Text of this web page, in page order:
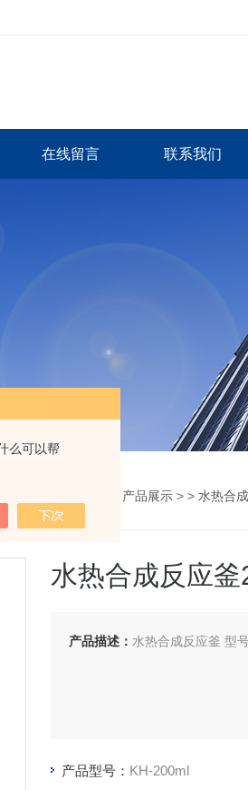
么可以帮
在线留言 联系我们
产品展示 > > 水热合
水热合成反应釜
产品描述： 水热合成反应釜 型
产品型号： KH-200ml